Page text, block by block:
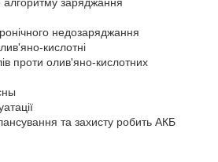
недозаряджання
кислотні
проти олив'яно-кислотних
та захисту робить АКБ